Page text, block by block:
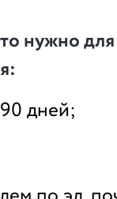
нужно
дней;